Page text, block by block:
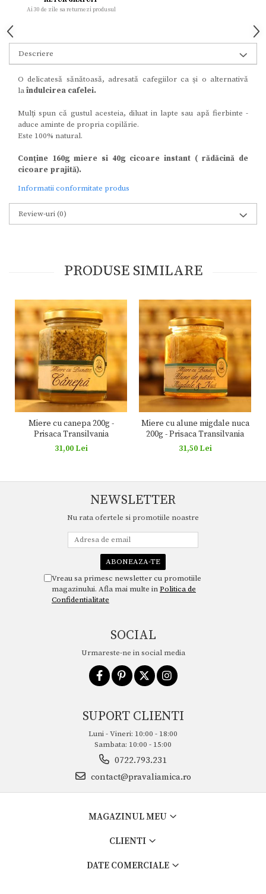
Ai 30 de zile sa returnezi produsul
Descriere
O delicatesă sănătoasă, adresată cafegiilor ca şi o alternativă
laîndulcirea cafelei.
Mulţi spun că gustul acesteia, diluat in lapte sau apă fierbinte -
aduce aminte de propria copilărie.
Este 100% natural.
Conţine 160g miere si 40g cicoare instant ( rădăcină de
cicoare prajită).
Informatii conformitate produs
Review-uri(0)
PRODUSE SIMILARE
Miere cu canepa 200g -
Prisaca Transilvania
31,00 Lei
Miere cu alune migdale nuca
200g - Prisaca Transilvania
31,50 Lei
NEWSLETTER
Nu rata ofertele si promotiile noastre
Vreau sa primesc newsletter cu promotiile
magazinului. Afla mai multe inPolitica de
Confidentialitate
SOCIAL
Urmareste-ne in social media
SUPORT CLIENTI
Luni - Vineri: 10:00 - 18:00
Sambata: 10:00 - 15:00
0722.793.231
contact@pravaliamica.ro
MAGAZINUL MEU
CLIENTI
DATE COMERCIALE